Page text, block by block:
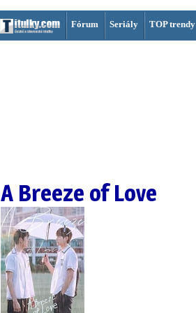
Fórum Seriály TOP trendy
A Breeze of Love